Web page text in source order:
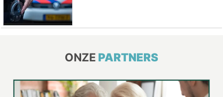
ONZE PARTNERS